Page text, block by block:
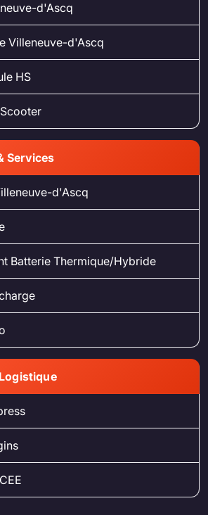
d'Ascq
Villeneuve-d'Ascq
HS
Services
d'Ascq
Batterie Thermique/Hybride